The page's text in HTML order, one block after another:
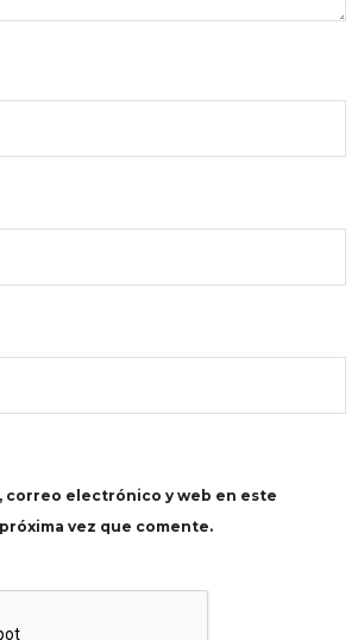
correo electrónico y web en este
vez que comente.